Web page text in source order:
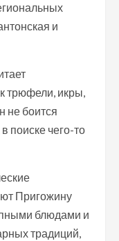
и
трюфели, икры,
не боится
поиске чего-то
Пригожину
блюдами и
традиций,